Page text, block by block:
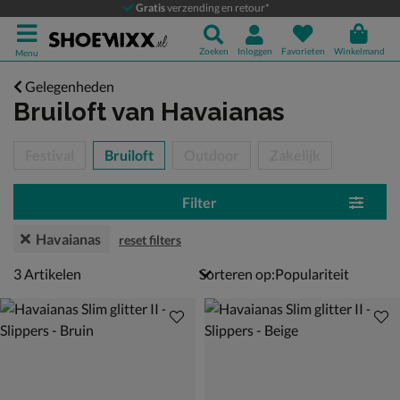
Gratisverzending en retour*
Menu Zoeken Inloggen Favorieten Winkelmand
Gelegenheden
Bruiloftvan Havaianas
Bruiloft
Filter
Havaianas reset filters
3 artikelen
3Artikelen Sorteren op: